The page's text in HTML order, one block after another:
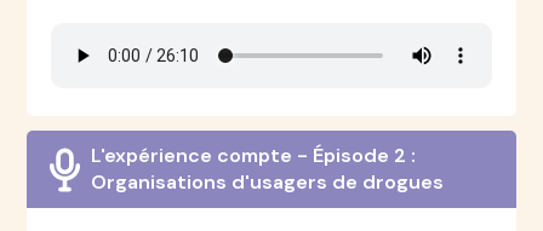
L'expérience compte - Épisode 2 :
Organisations d'usagers de drogues